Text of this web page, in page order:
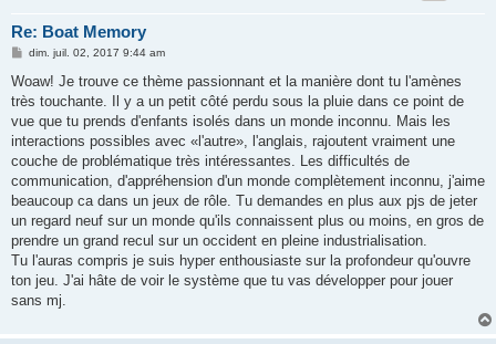
Re: Boat Memory
M
s
a
g
dim. juil. 02, 2017 9:44 am
Woaw! Je trouve ce thème passionnant et la manière dont tu l'amènes
très touchante. Il y a un petit côté perdu sous la pluie dans ce point de
vue que tu prends d'enfants isolés dans un monde inconnu. Mais les
interactions possibles avec «l'autre», l'anglais, rajoutent vraiment une
couche de problématique très intéressantes. Les difficultés de
communication, d'appréhension d'un monde complètement inconnu, j'aime
beaucoup ca dans un jeux de rôle. Tu demandes en plus aux pjs de jeter
un regard neuf sur un monde qu'ils connaissent plus ou moins, en gros de
prendre un grand recul sur un occident en pleine industrialisation.
Tu l'auras compris je suis hyper enthousiaste sur la profondeur qu'ouvre
ton jeu. J'ai hâte de voir le système que tu vas développer pour jouer
sans mj.